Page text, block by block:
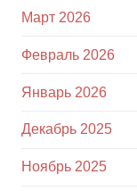
Март 2026
Февраль 2026
Январь 2026
Декабрь 2025
Ноябрь 2025